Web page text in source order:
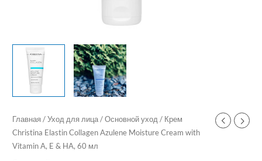
Главная /Уход для лица /Основной уход / Крем
Christina Elastin Collagen Azulene Moisture Cream with
Vitamin A, E & HA, 60 мл